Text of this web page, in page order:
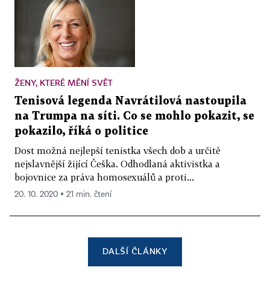
ŽENY, KTERÉ MĚNÍ SVĚT
Tenisová legenda Navrátilová nastoupila
na Trumpa na síti. Co se mohlo pokazit, se
pokazilo, říká o politice
Dost možná nejlepší tenistka všech dob a určitě
nejslavnější žijící Češka. Odhodlaná aktivistka a
bojovnice za práva homosexuálů a proti...
20. 10. 2020 ▪ 21 min. čtení
DALŠÍ ČLÁNKY